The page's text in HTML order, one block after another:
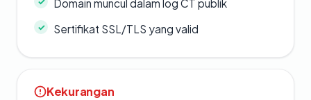
Domain muncul dalam log CT publik
Sertifikat SSL/TLS yang valid
Kekurangan